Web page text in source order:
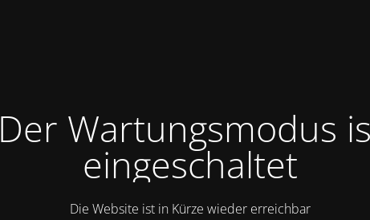
Der Wartungsmodus
eingeschaltet
Die Website ist in Kürze wieder erreichbar